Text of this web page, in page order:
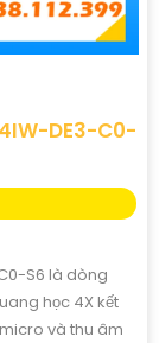
DE3-C0-
S6 là dòng
học 4X kết
và thu âm